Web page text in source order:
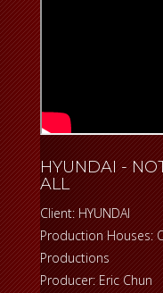
HYUNDAI -
ALL
Client: HYUNDAI
Production Houses:
Productions
Producer: Eric Chun